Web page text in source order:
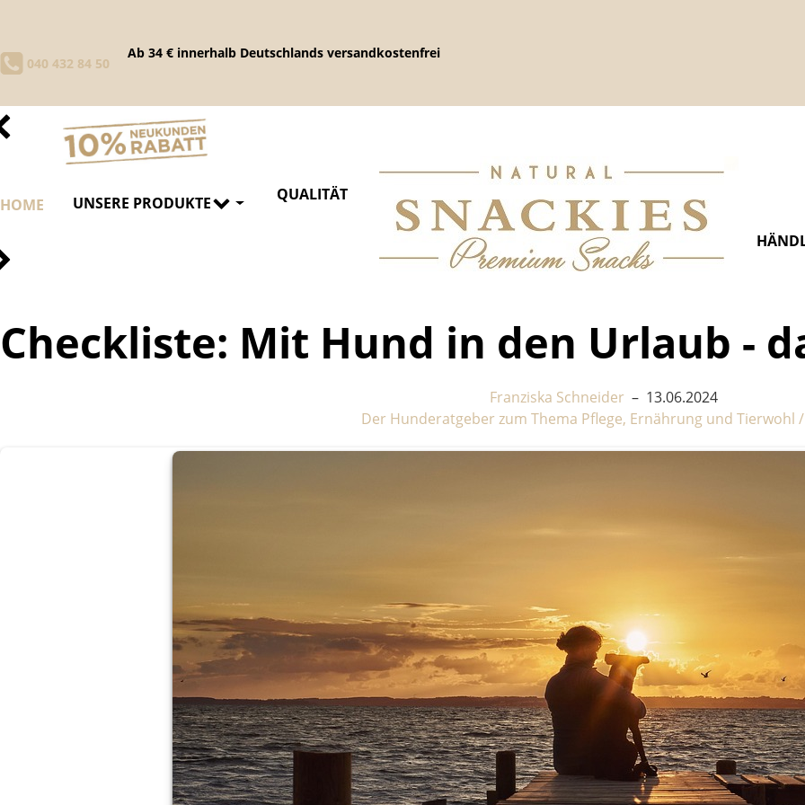
040 432 84 50
Ab 34 € innerhalb Deutschlands versandkostenfrei
HOME UNSERE PRODUKTE QUALITÄT
Checkliste: Mit Hund in den Urlaub -
Franziska Schneider – 13.06.2024
Der Hunderatgeber zum Thema Pflege, Ernährung und Tierwohl